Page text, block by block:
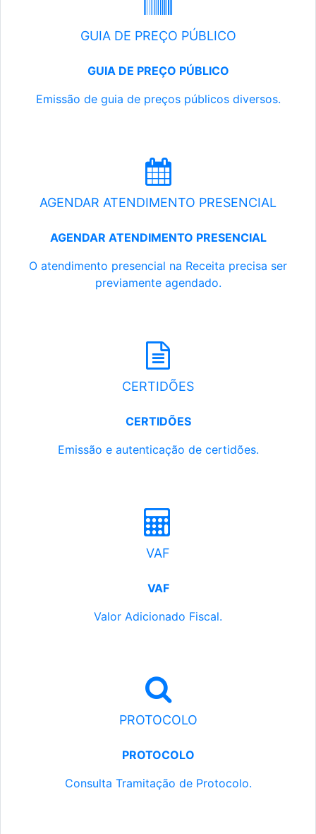
GUIA DE PREÇO PÚBLICO
GUIA DE PREÇO PÚBLICO
Emissão de guia de preços públicos diversos.
AGENDAR ATENDIMENTO PRESENCIAL
AGENDAR ATENDIMENTO PRESENCIAL
O atendimento presencial na Receita precisa ser
previamente agendado.
CERTIDÕES
CERTIDÕES
Emissão e autenticação de certidões.
VAF
VAF
Valor Adicionado Fiscal.
PROTOCOLO
PROTOCOLO
Consulta Tramitação de Protocolo.